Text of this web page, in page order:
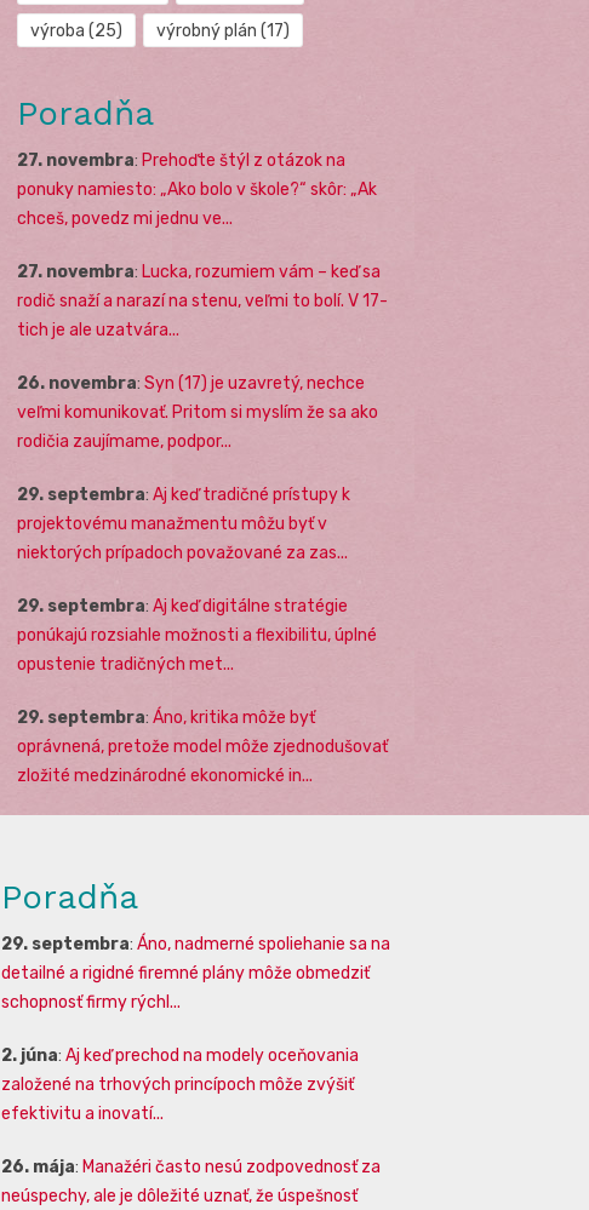
výroba (25) výrobný plán (17)
Poradňa
27. novembra: Prehoďte štýl z otázok na
ponuky namiesto: „Ako bolo v škole?“ skôr: „Ak
chceš, povedz mi jednu ve...
27. novembra: Lucka, rozumiem vám – keď sa
rodič snaží a narazí na stenu, veľmi to bolí. V 17-
tich je ale uzatvára...
26. novembra: Syn (17) je uzavretý, nechce
veľmi komunikovať. Pritom si myslím že sa ako
rodičia zaujímame, podpor...
29. septembra: Aj keď tradičné prístupy k
projektovému manažmentu môžu byť v
niektorých prípadoch považované za zas...
29. septembra: Aj keď digitálne stratégie
ponúkajú rozsiahle možnosti a flexibilitu, úplné
opustenie tradičných met...
29. septembra: Áno, kritika môže byť
oprávnená, pretože model môže zjednodušovať
zložité medzinárodné ekonomické in...
Poradňa
29. septembra: Áno, nadmerné spoliehanie sa na
detailné a rigidné firemné plány môže obmedziť
schopnosť firmy rýchl...
2. júna: Aj keď prechod na modely oceňovania
založené na trhových princípoch môže zvýšiť
efektivitu a inovatí...
26. mája: Manažéri často nesú zodpovednosť za
neúspechy, ale je dôležité uznať, že úspešnosť